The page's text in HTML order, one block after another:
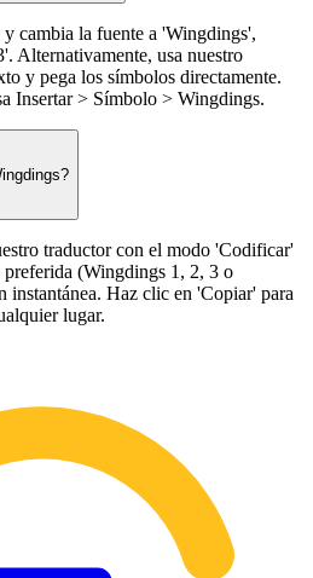
cambia la fuente a 'Wingdings',
Alternativamente, usa nuestro
y pega los símbolos directamente.
Insertar > Símbolo > Wingdings.
traductor con el modo 'Codificar'
(Wingdings 1, 2, 3 o
instantánea. Haz clic en 'Copiar' para
lugar.